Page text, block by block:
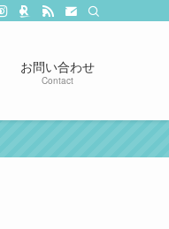
お問い合わせ
Contact